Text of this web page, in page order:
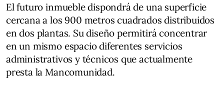
El futuro inmueble dispondrá de una superficie
cercana a los 900 metros cuadrados distribuidos
en dos plantas. Su diseño permitirá concentrar
en un mismo espacio diferentes servicios
administrativos y técnicos que actualmente
presta la Mancomunidad.